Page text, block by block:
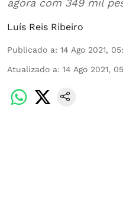
agora com 349 mil
Luís Reis Ribeiro
Publicado a: 14 Ago 2021,
Atualizado a: 14 Ago 2021,